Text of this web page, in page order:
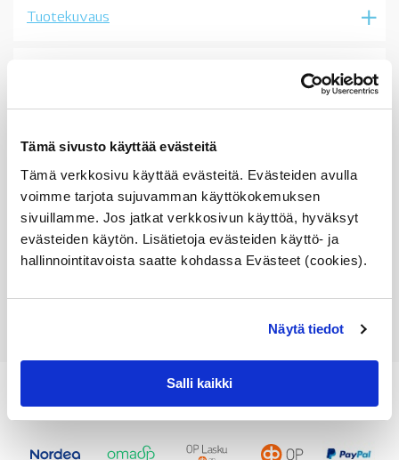
Tämä sivusto käyttää evästeitä
Tämä verkkosivu käyttää evästeitä. Evästeiden avulla
voimme tarjota sujuvamman käyttökokemuksen
sivuillamme. Jos jatkat verkkosivun käyttöä, hyväksyt
evästeiden käytön. Lisätietoja evästeiden käyttö- ja
hallinnointitavoista saatte kohdassa Evästeet (cookies).
Näytä tiedot
Salli kaikki
N42,Tuotekuvaus
11727510428
1172 7 510 428
11 72 7 510 428
7510428